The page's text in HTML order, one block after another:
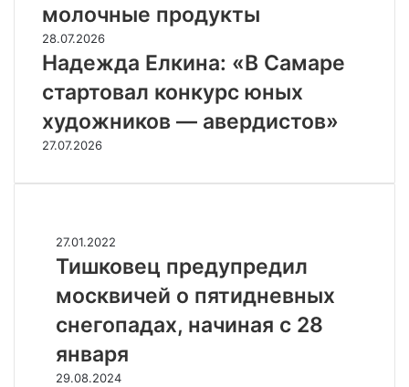
молочные продукты
28.07.2026
Надежда Елкина: «В Самаре
стартовал конкурс юных
художников — авердистов»
27.07.2026
Т
и
к
о
в
е
ц
27.01.2022
Тишковец предупредил
москвичей о пятидневных
снегопадах, начиная с 28
января
О
29.08.2024